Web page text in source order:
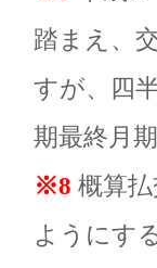
踏まえ、
すが、四
期最終月
※8 概算
ようにす